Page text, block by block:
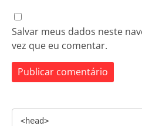
Salvar meus dados neste
vez que eu comentar.
<head>